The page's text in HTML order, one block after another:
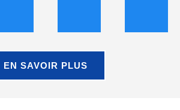
EN SAVOIR PLUS